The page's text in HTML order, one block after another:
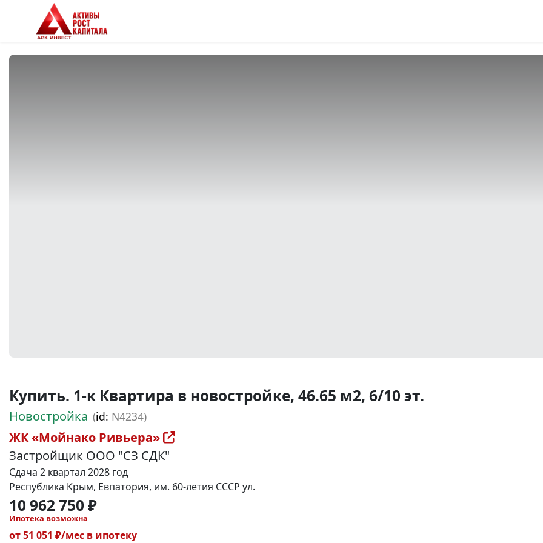
Купить. 1-к Квартира в новостройке, 46.65 м2, 6/10 эт.
Новостройка (id: N4234)
ЖК «Мойнако Ривьера»
Застройщик ООО "СЗ СДК"
Сдача 2 квартал 2028 год
Республика Крым, Евпатория, им. 60-летия СССР ул.
10 962 750 ₽
Ипотека возможна
от 51 051 ₽/мес в ипотеку